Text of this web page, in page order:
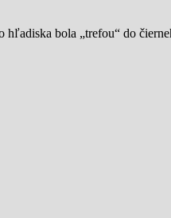
bola „trefou“ do